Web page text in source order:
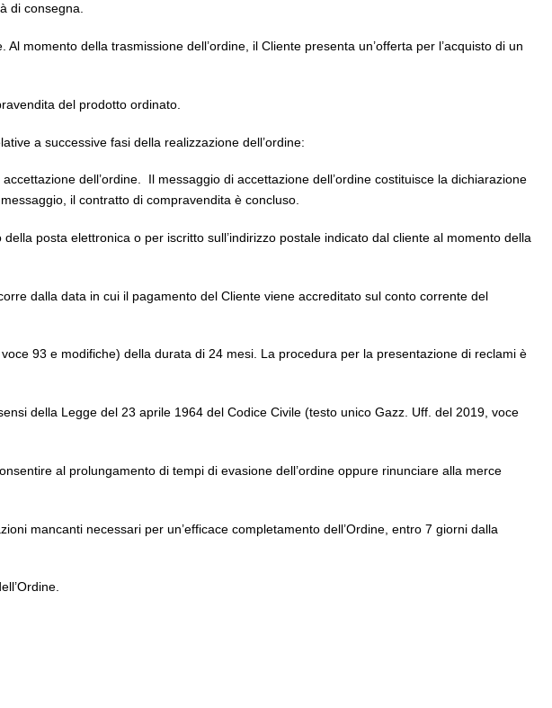
di consegna.
momento della trasmissione dell’ordine, il Cliente presenta un’offerta per l’acquisto di un
del prodotto ordinato.
a successive fasi della realizzazione dell’ordine:
dell’ordine.
Il messaggio di accettazione dell’ordine costituisce la dichiarazione
il contratto di compravendita è concluso.
posta elettronica o per iscritto sull’indirizzo postale indicato dal cliente al momento della
dalla data in cui il pagamento del Cliente viene accreditato sul conto corrente del
93 e modifiche) della durata di 24 mesi. La procedura per la presentazione di reclami è
della Legge del 23 aprile 1964 del Codice Civile (testo unico Gazz. Uff. del 2019, voce
al prolungamento di tempi di evasione dell’ordine oppure rinunciare alla merce
mancanti necessari per un’efficace completamento dell’Ordine, entro 7 giorni dalla